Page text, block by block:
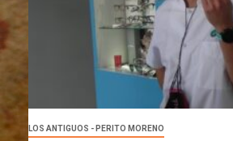
LOS ANTIGUOS - PERITO MORENO